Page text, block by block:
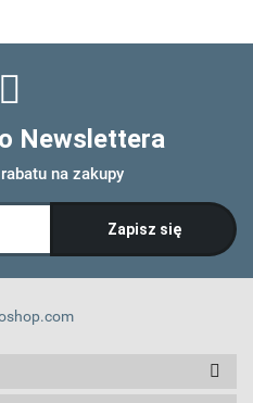
Newslettera
na zakupy